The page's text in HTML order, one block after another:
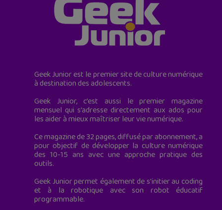
Geek Junior est le premier site de culture numérique
à destination des adolescents.
Geek Junior, c’est aussi le premier magazine
mensuel qui s’adresse directement aux ados pour
les aider à mieux maîtriser leur vie numérique.
Ce magazine de 32 pages, diffusé par abonnement, a
pour objectif de développer la culture numérique
des 10-15 ans avec une approche pratique des
outils.
Geek Junior permet également de s'initier au coding
et à la robotique avec son robot éducatif
programmable.